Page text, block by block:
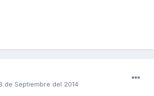
de Septiembre del 2014